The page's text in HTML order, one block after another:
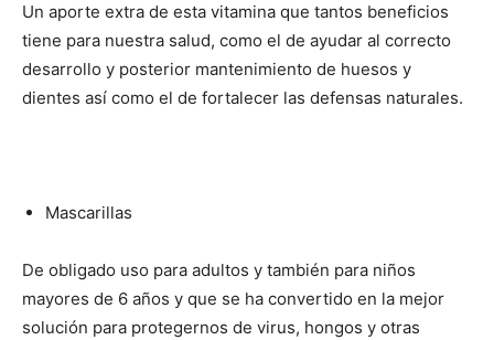
Un aporte extra de esta vitamina que tantos beneficios
tiene para nuestra salud, como el de ayudar al correcto
desarrollo y posterior mantenimiento de huesos y
dientes así como el de fortalecer las defensas naturales.
Mascarillas
De obligado uso para adultos y también para niños
mayores de 6 años y que se ha convertido en la mejor
solución para protegernos de virus, hongos y otras